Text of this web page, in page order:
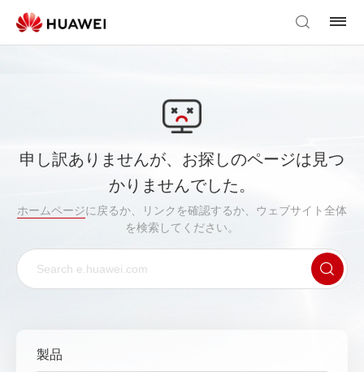
申し訳ありませんが、お探しのページは見つ
かりませんでした。
ホームページに戻るか、リンクを確認するか、ウェブサイト全体
を検索してください。
製品